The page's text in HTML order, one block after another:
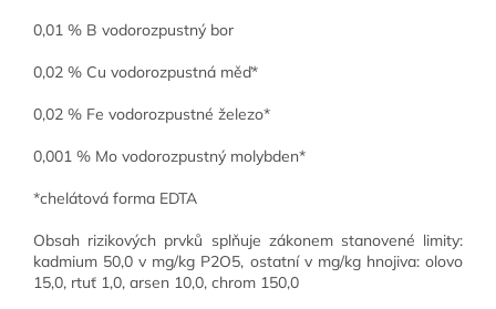
0,01 % B vodorozpustný bor
0,02 % Cu vodorozpustná měď*
0,02 % Fe vodorozpustné železo*
0,001 % Mo vodorozpustný molybden*
*chelátová forma EDTA
Obsah rizikových prvků splňuje zákonem stanovené limity:
kadmium 50,0 v mg/kg P2O5, ostatní v mg/kg hnojiva: olovo
15,0, rtuť 1,0, arsen 10,0, chrom 150,0